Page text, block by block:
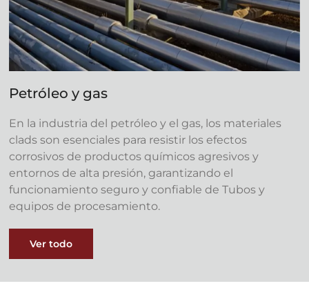
Petróleo y gas
En la industria del petróleo y el gas, los materiales
clads son esenciales para resistir los efectos
corrosivos de productos químicos agresivos y
entornos de alta presión, garantizando el
funcionamiento seguro y confiable de Tubos y
equipos de procesamiento.
Ver todo